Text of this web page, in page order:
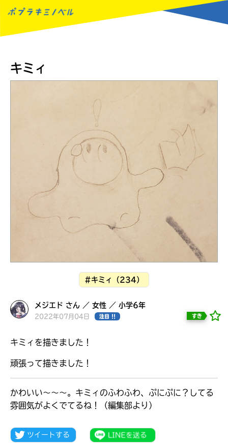
読みたい本が
見つかる
みんなとおしゃべり
キミィ
#キミィ（234）
メジエド さん ／ 女性 ／ 小学6年
2022年07月04日 注目 !! すき
キミィを描きました！
頑張って描きました！
かわいい～～～。キミィのふわふわ、ぷにぷに？してる
雰囲気がよくでてるね！（編集部より）